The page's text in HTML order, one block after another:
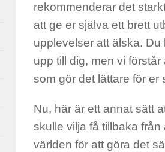
rekommenderar det
att ge er själva ett brett
upplevelser att älska.
upp till dig, men vi
som gör det lättare för er
Nu, här är ett annat sätt
skulle vilja få tillbaka
världen för att göra det